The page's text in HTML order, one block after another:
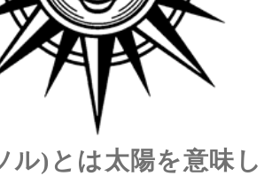
ル)とは太陽を意味し